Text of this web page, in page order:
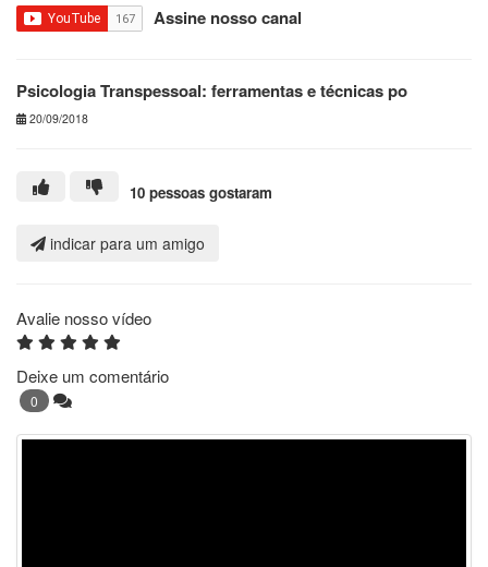
Assine nosso canal
Psicologia Transpessoal: ferramentas e técnicas po
20/09/2018
10 pessoas gostaram
indicar para um amigo
Avalie nosso vídeo
Deixe um comentário
0